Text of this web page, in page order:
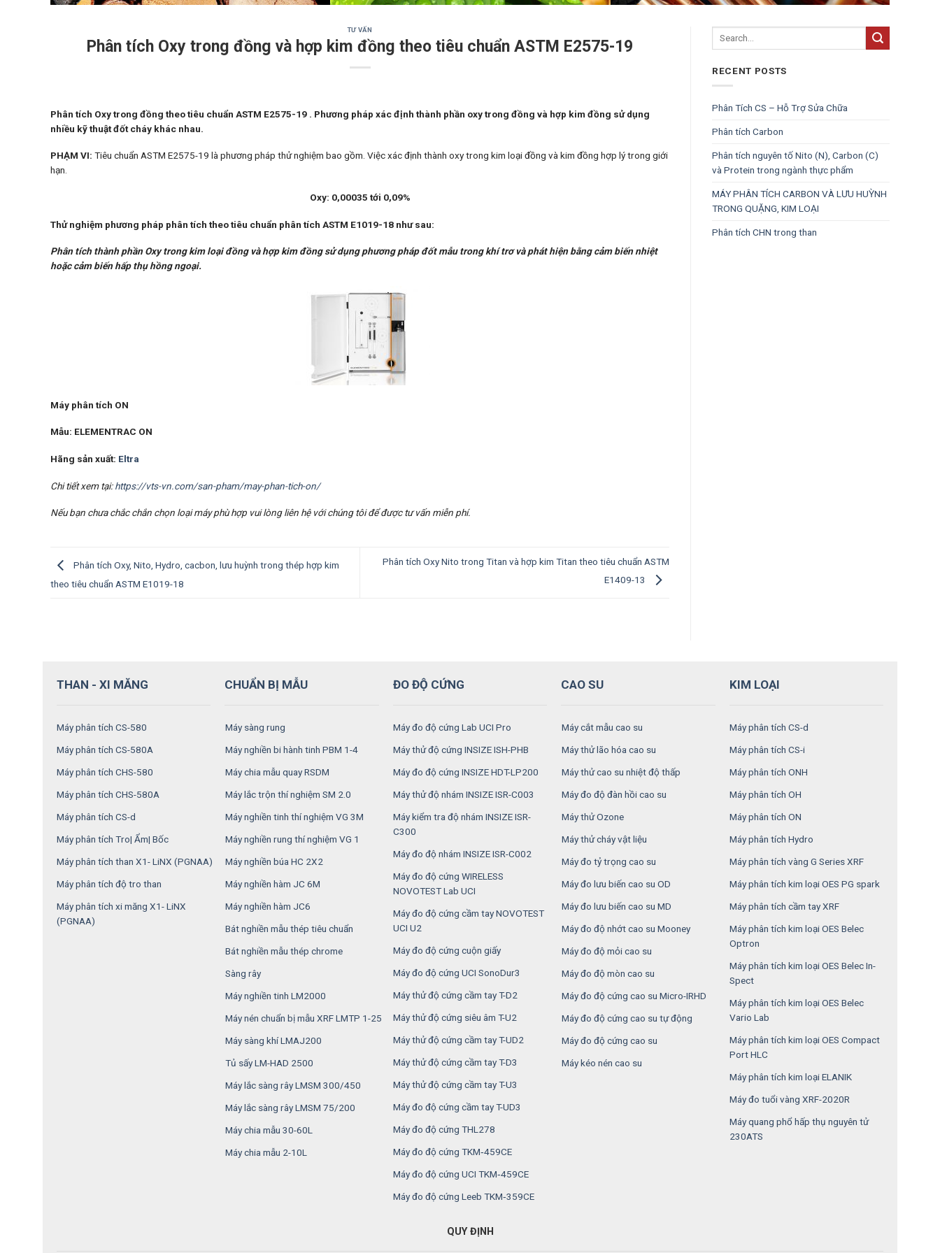
TƯ VẤN
Phân tích Oxy trong đồng và hợp kim đồng theo tiêu chuẩn ASTM E2575-19
Phân tích Oxy trong đồng theo tiêu chuẩn ASTM E2575-19 . Phương pháp xác định thành phần oxy trong đồng và hợp kim đồng sử dụng
nhiều kỹ thuật đốt cháy khác nhau.
PHẠM VI: Tiêu chuẩn ASTM E2575-19 là phương pháp thử nghiệm bao gồm. Việc xác định thành oxy trong kim loại đồng và kim đồng hợp lý trong giới
hạn.
Oxy: 0,00035 tới 0,09%
Thử nghiệm phương pháp phân tích theo tiêu chuẩn phân tích ASTM E1019-18 như sau:
Phân tích thành phần Oxy trong kim loại đồng và hợp kim đồng sử dụng phương pháp đốt mẫu trong khí trơ và phát hiện bằng cảm biến nhiệt
hoặc cảm biến hấp thụ hồng ngoại.
Máy phân tích ON
Mẫu: ELEMENTRAC ON
Hãng sản xuất: Eltra
Chi tiết xem tại:https://vts-vn.com/san-pham/may-phan-tich-on/
Nếu bạn chưa chắc chắn chọn loại máy phù hợp vui lòng liên hệ với chúng tôi để được tư vấn miễn phí.
Phân tích Oxy, Nito, Hydro, cacbon, lưu huỳnh trong thép hợp kim
theo tiêu chuẩn ASTM E1019-18
Phân tích Oxy Nito trong Titan và hợp kim Titan theo tiêu chuẩn ASTM
E1409-13
RECENT POSTS
Phân Tích CS – Hỗ Trợ Sửa Chữa
Phân tích Carbon
Phân tích nguyên tố Nito (N), Carbon (C)
và Protein trong ngành thực phẩm
MÁY PHÂN TÍCH CARBON VÀ LƯU HUỲNH
TRONG QUẶNG, KIM LOẠI
Phân tích CHN trong than
THAN - XI MĂNG
Máy phân tích CS-580
Máy phân tích CS-580A
Máy phân tích CHS-580
Máy phân tích CHS-580A
Máy phân tích CS-d
Máy phân tích Tro| Ẩm| Bốc
Máy phân tích than X1- LiNX (PGNAA)
Máy phân tích độ tro than
Máy phân tích xi măng X1- LiNX
(PGNAA)
CHUẨN BỊ MẪU
Máy sàng rung
Máy nghiền bi hành tinh PBM 1-4
Máy chia mẫu quay RSDM
Máy lắc trộn thí nghiệm SM 2.0
Máy nghiền tinh thí nghiệm VG 3M
Máy nghiền rung thí nghiệm VG 1
Máy nghiền búa HC 2X2
Máy nghiền hàm JC 6M
Máy nghiền hàm JC6
Bát nghiền mẫu thép tiêu chuẩn
Bát nghiền mẫu thép chrome
Sàng rây
Máy nghiền tinh LM2000
Máy nén chuẩn bị mẫu XRF LMTP 1-25
Máy sàng khí LMAJ200
Tủ sấy LM-HAD 2500
Máy lắc sàng rây LMSM 300/450
Máy lắc sàng rây LMSM 75/200
Máy chia mẫu 30-60L
Máy chia mẫu 2-10L
ĐO ĐỘ CỨNG
Máy đo độ cứng Lab UCI Pro
Máy thử độ cứng INSIZE ISH-PHB
Máy đo độ cứng INSIZE HDT-LP200
Máy thử độ nhám INSIZE ISR-C003
Máy kiểm tra độ nhám INSIZE ISR-
C300
Máy đo độ nhám INSIZE ISR-C002
Máy đo độ cứng WIRELESS
NOVOTEST Lab UCI
Máy đo độ cứng cầm tay NOVOTEST
UCI U2
Máy đo độ cứng cuộn giấy
Máy đo độ cứng UCI SonoDur3
Máy thử độ cứng cầm tay T-D2
Máy thử độ cứng siêu âm T-U2
Máy thử độ cứng cầm tay T-UD2
Máy thử độ cứng cầm tay T-D3
Máy thử độ cứng cầm tay T-U3
Máy đo độ cứng cầm tay T-UD3
Máy đo độ cứng THL278
Máy đo độ cứng TKM‑459CE
Máy đo độ cứng UCI TKM‑459CE
Máy đo độ cứng Leeb TKM‑359CE
CAO SU
Máy cắt mẫu cao su
Máy thử lão hóa cao su
Máy thử cao su nhiệt độ thấp
Máy đo độ đàn hồi cao su
Máy thử Ozone
Máy thử cháy vật liệu
Máy đo tỷ trọng cao su
Máy đo lưu biến cao su OD
Máy đo lưu biến cao su MD
Máy đo độ nhớt cao su Mooney
Máy đo độ mỏi cao su
Máy đo độ mòn cao su
Máy đo độ cứng cao su Micro-IRHD
Máy đo độ cứng cao su tự động
Máy đo độ cứng cao su
Máy kéo nén cao su
KIM LOẠI
Máy phân tích CS-d
Máy phân tích CS-i
Máy phân tích ONH
Máy phân tích OH
Máy phân tích ON
Máy phân tích Hydro
Máy phân tích vàng G Series XRF
Máy phân tích kim loại OES PG spark
Máy phân tích cầm tay XRF
Máy phân tích kim loại OES Belec
Optron
Máy phân tích kim loại OES Belec In-
Spect
Máy phân tích kim loại OES Belec
Vario Lab
Máy phân tích kim loại OES Compact
Port HLC
Máy phân tích kim loại ELANIK
Máy đo tuổi vàng XRF-2020R
Máy quang phổ hấp thụ nguyên tử
230ATS
QUY ĐỊNH